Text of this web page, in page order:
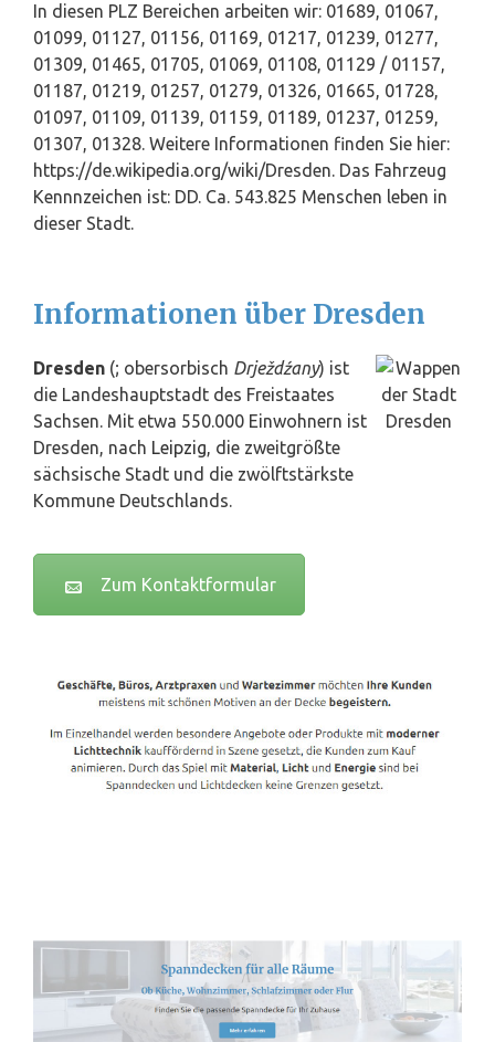
In diesen PLZ Bereichen arbeiten wir: 01689, 01067,
01099, 01127, 01156, 01169, 01217, 01239, 01277,
01309, 01465, 01705, 01069, 01108, 01129 / 01157,
01187, 01219, 01257, 01279, 01326, 01665, 01728,
01097, 01109, 01139, 01159, 01189, 01237, 01259,
01307, 01328. Weitere Informationen finden Sie hier:
https://de.wikipedia.org/wiki/Dresden. Das Fahrzeug
Kennnzeichen ist: DD. Ca. 543.825 Menschen leben in
dieser Stadt.
Informationen über Dresden
Dresden (; obersorbisch Drježdźany) ist
die Landeshauptstadt des Freistaates
Sachsen. Mit etwa 550.000 Einwohnern ist
Dresden, nach Leipzig, die zweitgrößte
sächsische Stadt und die zwölftstärkste
Kommune Deutschlands.
Zum Kontaktformular